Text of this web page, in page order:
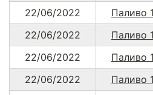
22/06/2022
Паливо
22/06/2022
Паливо
22/06/2022
Паливо
22/06/2022
Паливо